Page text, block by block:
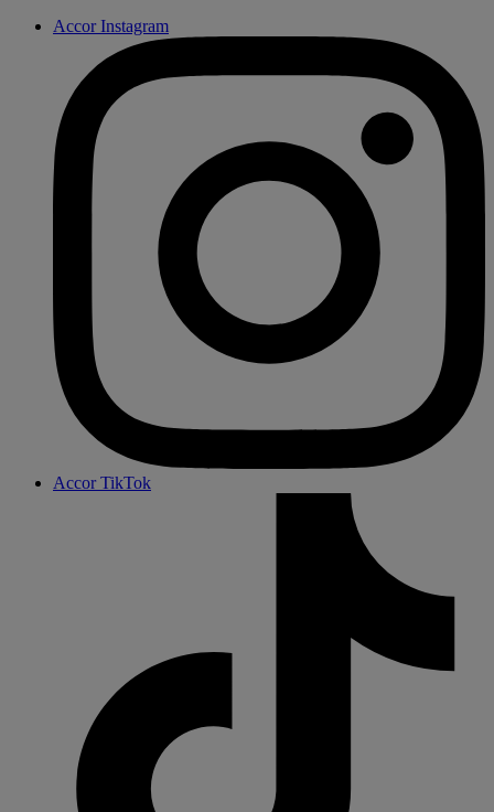
Accor Instagram
Accor TikTok